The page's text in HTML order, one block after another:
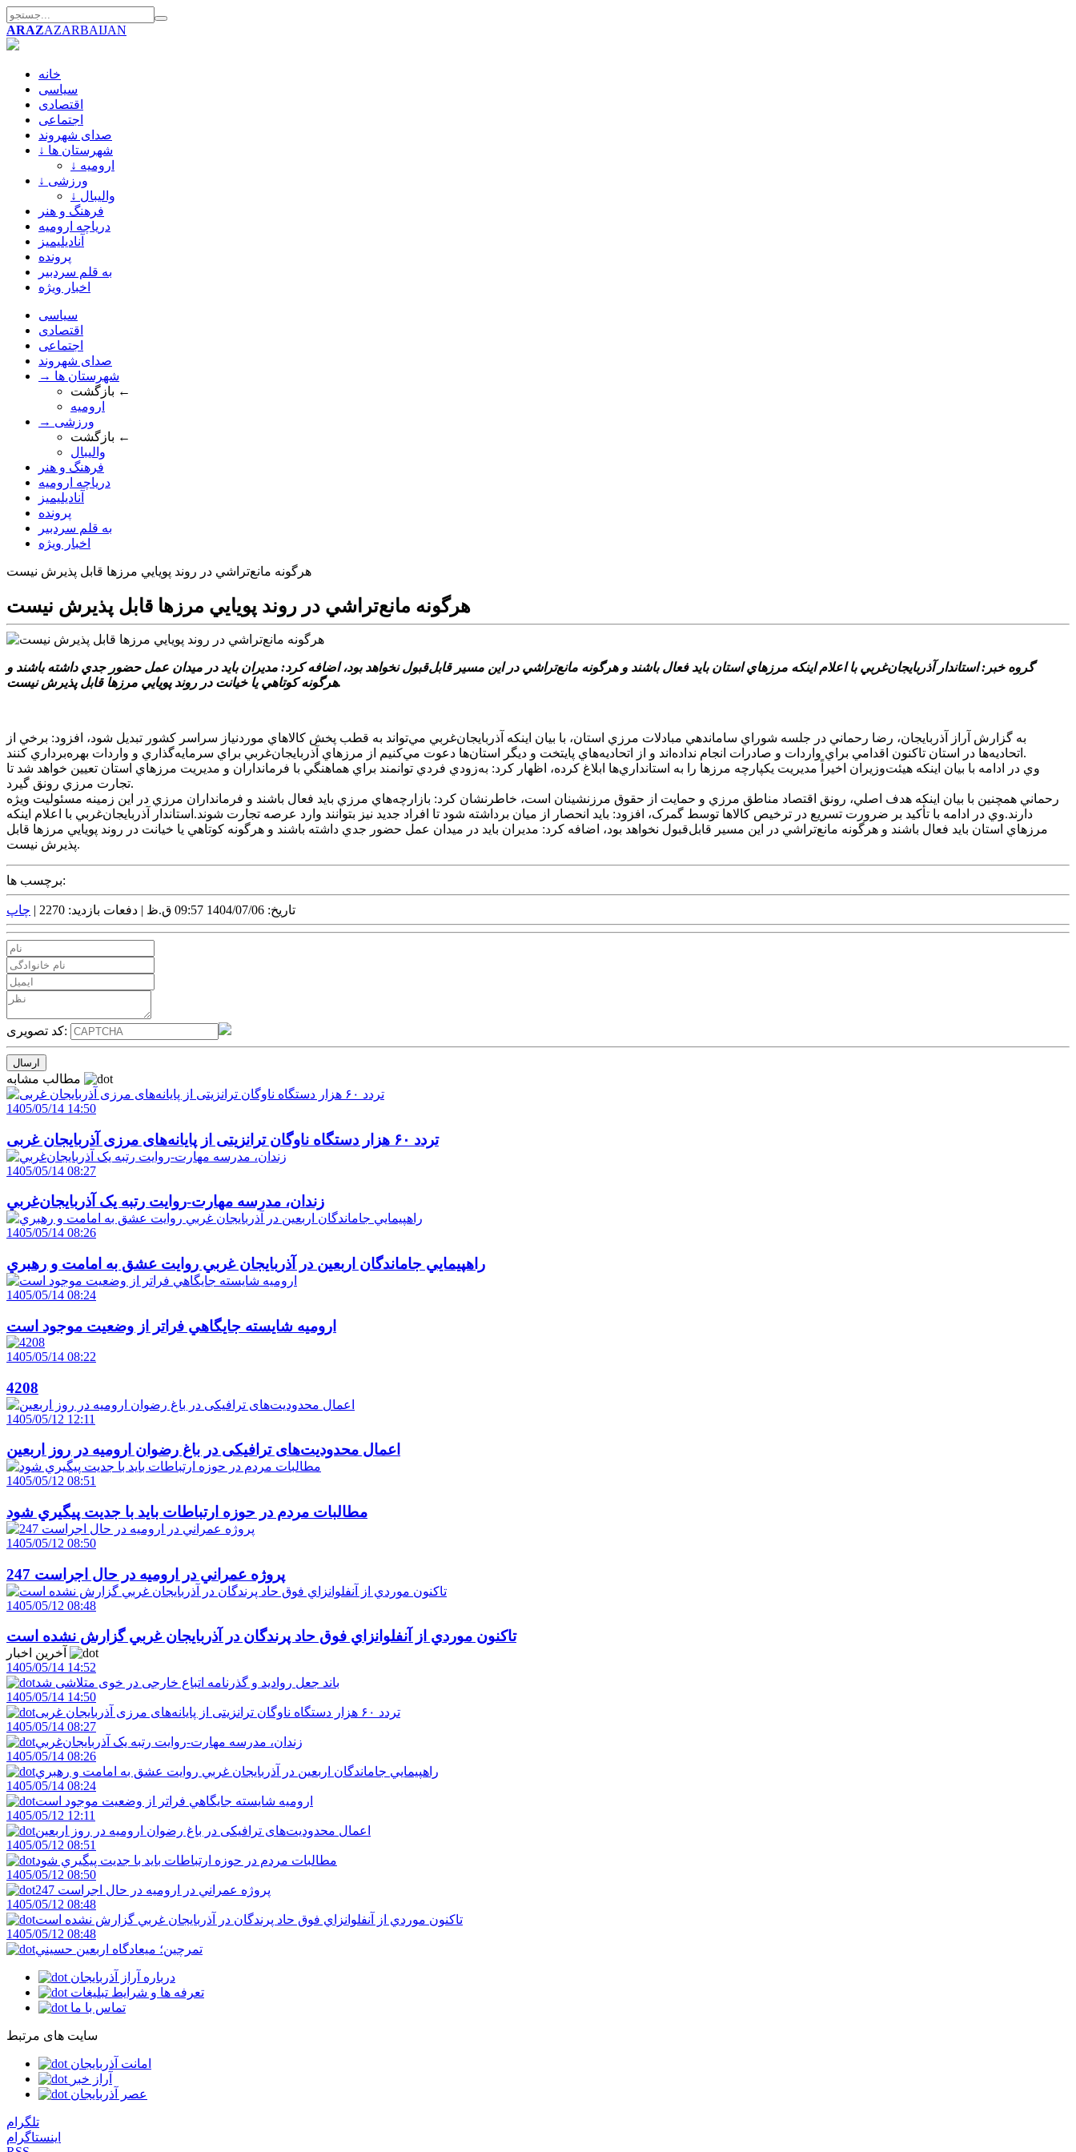
ARAZAZARBAIJAN
خانه
سیاسی
اقتصادی
اجتماعی
صدای شهروند
↓ شهرستان ها
↓ ارومیه
↓ ورزشی
↓ والیبال
فرهنگ و هنر
دریاچه ارومیه
آنادیلیمیز
پرونده
به قلم سردبیر
اخبار ویژه
سیاسی
اقتصادی
اجتماعی
صدای شهروند
→ شهرستان ها
بازگشت ←
ارومیه
→ ورزشی
بازگشت ←
والیبال
فرهنگ و هنر
دریاچه ارومیه
آنادیلیمیز
پرونده
به قلم سردبیر
اخبار ویژه
هرگونه مانع‌تراشي در روند پويايي مرزها قابل پذيرش نيست
هرگونه مانع‌تراشي در روند پويايي مرزها قابل پذيرش نيست
گروه خبر: استاندار آذربايجان‌غربي با اعلام اينکه مرزهاي استان بايد فعال باشند و هرگونه مانع‌تراشي در اين مسير قابل‌قبول نخواهد بود، اضافه کرد: مديران بايد در ميدان عمل حضور جدي داشته باشند و
هرگونه کوتاهي يا خيانت در روند پويايي مرزها قابل پذيرش نيست.
به گزارش آراز آذربايجان، رضا رحماني در جلسه شوراي ساماندهي مبادلات مرزي استان، با بيان اينکه آذربايجان‌غربي مي‌تواند به قطب پخش کالاهاي موردنياز سراسر کشور تبديل شود، افزود: برخي از
اتحاديه‌ها در استان تاکنون اقدامي براي واردات و صادرات انجام نداده‌اند و از اتحاديه‌هاي پايتخت و ديگر استان‌ها دعوت مي‌کنيم از مرزهاي آذربايجان‌غربي براي سرمايه‌گذاري و واردات بهره‌برداري کنند.
وي در ادامه با بيان اينکه هيئت‌وزيران اخيراً مديريت يکپارچه مرزها را به استانداري‌ها ابلاغ کرده، اظهار کرد: به‌زودي فردي توانمند براي هماهنگي با فرمانداران و مديريت مرزهاي استان تعيين خواهد شد تا
تجارت مرزي رونق گيرد.
رحماني همچنين با بيان اينکه هدف اصلي، رونق اقتصاد مناطق مرزي و حمايت از حقوق مرزنشينان است، خاطرنشان کرد: بازارچه‌هاي مرزي بايد فعال باشند و فرمانداران مرزي در اين زمينه مسئوليت ويژه
دارند.وي در ادامه با تأکيد بر ضرورت تسريع در ترخيص کالاها توسط گمرک، افزود: بايد انحصار از ميان برداشته شود تا افراد جديد نيز بتوانند وارد عرصه تجارت شوند.استاندار آذربايجان‌غربي با اعلام اينکه
مرزهاي استان بايد فعال باشند و هرگونه مانع‌تراشي در اين مسير قابل‌قبول نخواهد بود، اضافه کرد: مديران بايد در ميدان عمل حضور جدي داشته باشند و هرگونه کوتاهي يا خيانت در روند پويايي مرزها قابل
پذيرش نيست.
برچسب ها:
تاریخ: 1404/07/06 09:57 ق.ظ | دفعات بازدید: 2270 | چاپ
کد تصویری:
1405/05/14 14:50
تردد ۶۰ هزار دستگاه ناوگان ترانزیتی از پایانه‌های مرزی آذربایجان ‌غربی
1405/05/14 08:27
زندان، مدرسه مهارت-روايت رتبه يک آذربايجان‌غربي
1405/05/14 08:26
راهپيمايي جاماندگان اربعين در آذربايجان غربي روايت عشق به امامت و رهبري
1405/05/14 08:24
اروميه شايسته جايگاهي فراتر از وضعيت موجود است
1405/05/14 08:22
4208
1405/05/12 12:11
اعمال محدودیت‌های ترافیکی در باغ رضوان ارومیه در روز اربعین
1405/05/12 08:51
مطالبات مردم در حوزه ارتباطات بايد با جديت پيگيري شود
1405/05/12 08:50
247 پروژه عمراني در اروميه در حال اجراست
1405/05/12 08:48
تاکنون موردي از آنفلوانزاي فوق حاد پرندگان در آذربايجان غربي گزارش نشده است
1405/05/14 14:52
باند جعل روادید و گذرنامه اتباع خارجی در خوی متلاشی شد
1405/05/14 14:50
تردد ۶۰ هزار دستگاه ناوگان ترانزیتی از پایانه‌های مرزی آذربایجان ‌غربی
1405/05/14 08:27
زندان، مدرسه مهارت-روايت رتبه يک آذربايجان‌غربي
1405/05/14 08:26
راهپيمايي جاماندگان اربعين در آذربايجان غربي روايت عشق به امامت و رهبري
1405/05/14 08:24
اروميه شايسته جايگاهي فراتر از وضعيت موجود است
1405/05/12 12:11
اعمال محدودیت‌های ترافیکی در باغ رضوان ارومیه در روز اربعین
1405/05/12 08:51
مطالبات مردم در حوزه ارتباطات بايد با جديت پيگيري شود
1405/05/12 08:50
247 پروژه عمراني در اروميه در حال اجراست
1405/05/12 08:48
تاکنون موردي از آنفلوانزاي فوق حاد پرندگان در آذربايجان غربي گزارش نشده است
1405/05/12 08:48
تمرچين؛ ميعادگاه اربعين حسيني
درباره آراز آذربایجان
تعرفه ها و شرایط تبلیغات
تماس با ما
سایت های مرتبط
امانت آذربایجان
آراز خبر
عصر آذربایجان
تلگرام
اینستاگرام